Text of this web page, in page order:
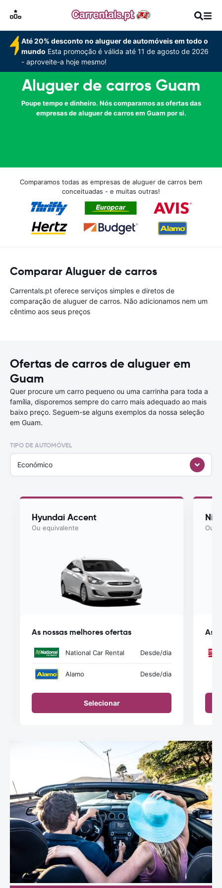
Até 20% desconto no aluguer de automóveis em todo o
mundo Esta promoção é válida até 11 de agosto de 2026
- aproveite-a hoje mesmo!
Aluguer de carros Guam
Poupe tempo e dinheiro. Nós comparamos as ofertas das
empresas de aluguer de carros em Guam por si.
Comparamos todas as empresas de aluguer de carros bem
conceituadas - e muitas outras!
Comparar Aluguer de carros
Carrentals.pt oferece serviços simples e diretos de
comparação de aluguer de carros. Não adicionamos nem um
cêntimo aos seus preços
Ofertas de carros de aluguer em
Guam
Quer procure um carro pequeno ou uma carrinha para toda a
família, disporemos sempre do carro mais adequado ao mais
baixo preço. Seguem-se alguns exemplos da nossa seleção
em Guam.
TIPO DE AUTOMÓVEL
Económico
Hyundai Accent
Ou equivalente
As nossas melhores ofertas
National Car Rental Desde/dia
Alamo Desde/dia
Selecionar
Ou
As